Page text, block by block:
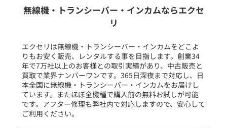
フリーワード入力(製品名等)
選択条件をリセット
無線機・トランシーバー・インカムならエクセ
リ
エクセリは無線機・トランシーバー・インカムをどこよ
りもお安く販売、レンタルする事を目指します。創業34
年で7万社以上のお客様との取引実績があり、中古販売と
買取で業界ナンバーワンです。365日深夜まで対応し、日
本全国に無線機・トランシーバー・インカムをお届けし
ています。またほぼ全機種で購入前の無料お試しが可能
です。アフター修理も弊社内で対応しますので、安心して
ご利用ください。